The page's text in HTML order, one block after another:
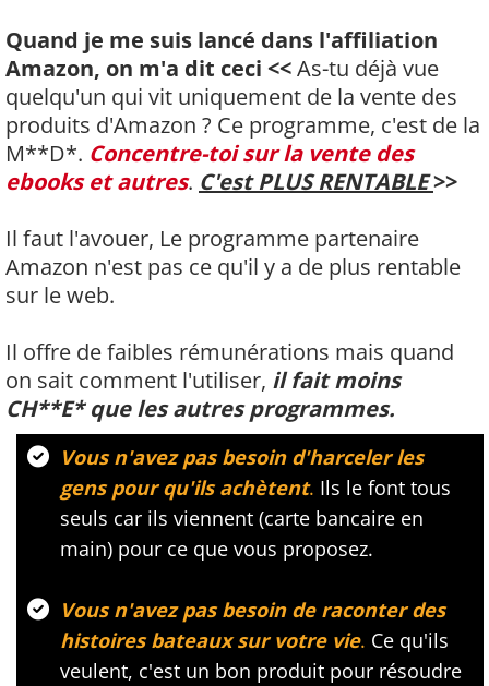
Quand je me suis lancé dans l'affiliation
Amazon, on m'a dit ceci <<As-tu déjà vue
quelqu'un qui vit uniquement de la vente des
produits d'Amazon ? Ce programme, c'est de la
M**D*. Concentre-toi sur la vente des
ebooks et autres. C'est PLUS RENTABLE>>
Il faut l'avouer, Le programme partenaire
Amazon n'est pas ce qu'il y a de plus rentable
sur le web.
Il offre de faibles rémunérations mais quand
on sait comment l'utiliser, il fait moins
CH**E* que les autres programmes.
Vous n'avez pas besoin d'harceler les
gens pour qu'ils achètent. Ils le font tous
seuls car ils viennent (carte bancaire en
main) pour ce que vous proposez.
Vous n'avez pas besoin de raconter des
histoires bateaux sur votre vie. Ce qu'ils
veulent, c'est un bon produit pour résoudre